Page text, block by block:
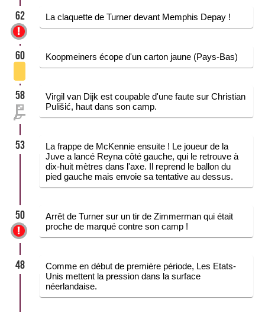
62 La claquette de Turner devant Memphis Depay !
60 Koopmeiners écope d'un carton jaune (Pays-Bas)
58
Virgil van Dijk est coupable d'une faute sur Christian
Pulišić, haut dans son camp.
53
La frappe de McKennie ensuite ! Le joueur de la
Juve a lancé Reyna côté gauche, qui le retrouve à
dix-huit mètres dans l'axe. Il reprend le ballon du
pied gauche mais envoie sa tentative au dessus.
50
Arrêt de Turner sur un tir de Zimmerman qui était
proche de marqué contre son camp !
48
Comme en début de première période, Les Etats-
Unis mettent la pression dans la surface
néerlandaise.